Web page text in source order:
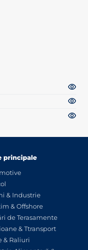
principale
& Industrie
& Offshore
de Terasamente
& Ttransport
& Raliuri